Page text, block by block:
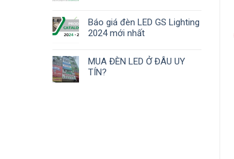
Sale !
Báo giá đèn LED GS Lighting
2024 mới nhất
MUA ĐÈN LED Ở ĐÂU UY
TÍN?